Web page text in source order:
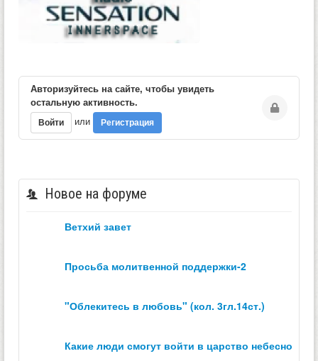
Авторизуйтесь на сайте, чтобы увидеть
остальную активность.
Войти или Регистрация
Новое на форуме
ветхий завет
просьба молитвенной поддержки-2
"облекитесь в любовь" (кол. 3гл.14ст.)
какие люди смогут войти в царство небесное？